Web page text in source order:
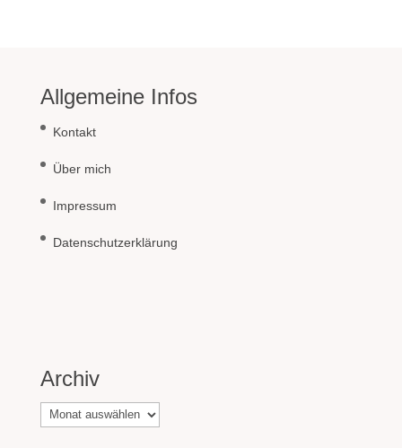
Allgemeine Infos
Kontakt
Über mich
Impressum
Datenschutzerklärung
Archiv
Archiv